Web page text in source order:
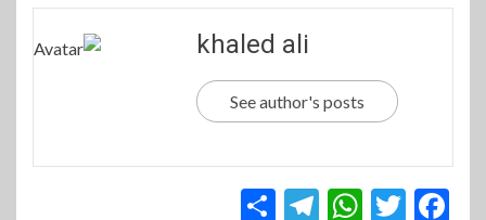
khaled ali
See author's posts
Facebook
Twitter
WhatsApp
Telegram